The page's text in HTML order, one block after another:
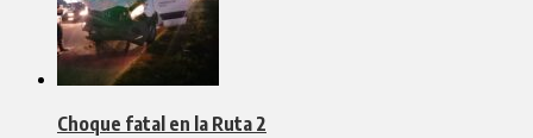
Choque fatal en la Ruta 2